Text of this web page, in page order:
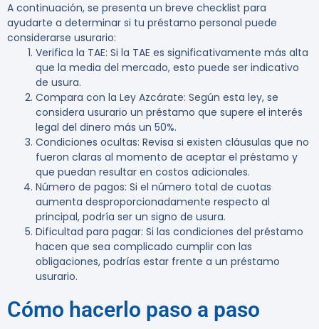
A continuación, se presenta un breve checklist para
ayudarte a determinar si tu préstamo personal puede
considerarse usurario:
Verifica la TAE: Si la TAE es significativamente más alta
que la media del mercado, esto puede ser indicativo
de usura.
Compara con la Ley Azcárate: Según esta ley, se
considera usurario un préstamo que supere el interés
legal del dinero más un 50%.
Condiciones ocultas: Revisa si existen cláusulas que no
fueron claras al momento de aceptar el préstamo y
que puedan resultar en costos adicionales.
Número de pagos: Si el número total de cuotas
aumenta desproporcionadamente respecto al
principal, podría ser un signo de usura.
Dificultad para pagar: Si las condiciones del préstamo
hacen que sea complicado cumplir con las
obligaciones, podrías estar frente a un préstamo
usurario.
Cómo hacerlo paso a paso